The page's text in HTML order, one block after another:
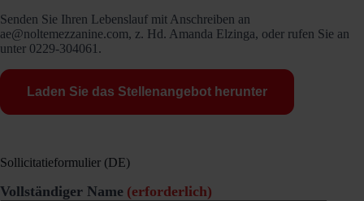
Senden Sie Ihren Lebenslauf mit Anschreiben an
ae@noltemezzanine.com, z. Hd. Amanda Elzinga, oder rufen Sie an
unter 0229-304061.
Laden Sie das Stellenangebot herunter
Sollicitatieformulier (DE)
Vollständiger Name (erforderlich)